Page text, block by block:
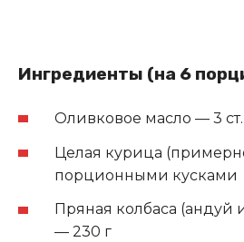
Ингредиенты (на 6
Оливковое масло — 3 ст.
Целая курица
порционными кусками
Пряная колбаса (андуй
— 230 г